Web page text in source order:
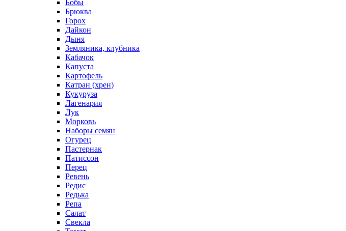
Бобы
Брюква
Горох
Дайкон
Дыня
Земляника, клубника
Кабачок
Капуста
Картофель
Катран (хрен)
Кукуруза
Лагенария
Лук
Морковь
Наборы семян
Огурец
Пастернак
Патиссон
Перец
Ревень
Редис
Редька
Репа
Салат
Свекла